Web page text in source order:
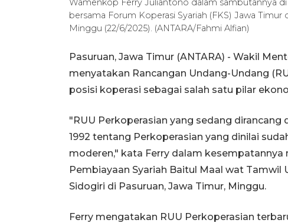
Wamenkop Ferry Juliantono dalam sambutannya
bersama Forum Koperasi Syariah (FKS) Jawa
Minggu (22/6/2025). (ANTARA/Fahmi Alfian)
Pasuruan, Jawa Timur (ANTARA) - Wakil
menyatakan Rancangan Undang-Undang
posisi koperasi sebagai salah satu pilar
"RUU Perkoperasian yang sedang
1992 tentang Perkoperasian yang dinilai
moderen," kata Ferry dalam
Pembiayaan Syariah Baitul Maal wat Tamwil
Sidogiri di Pasuruan, Jawa Timur, Minggu.
Ferry mengatakan RUU Perkoperasian